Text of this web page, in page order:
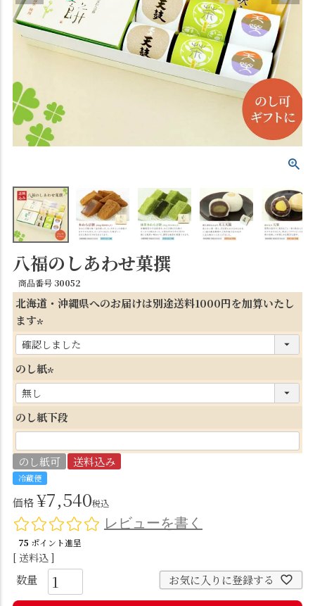
八福のしあわせ菓撰
商品番号 30052
北海道・沖縄県へのお届けは別途送料1000円を加算いたし
ます
(
必
須
)
のし紙
必
須
のし紙下段
のし紙可 送料込み
冷蔵便
価格¥7,540税込
レビューを書く
75 ポイント進呈
送料込
お気に入りに登録する